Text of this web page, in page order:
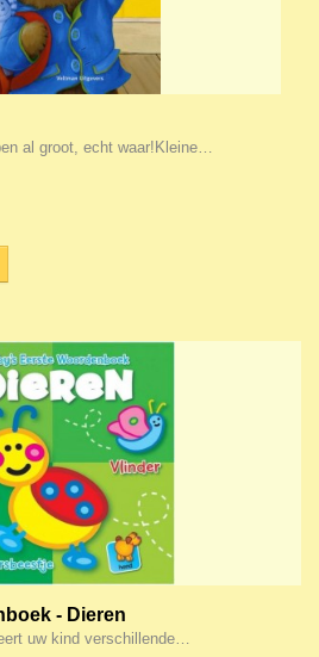
al groot, echt waar!Kleine…
- Dieren
uw kind verschillende…